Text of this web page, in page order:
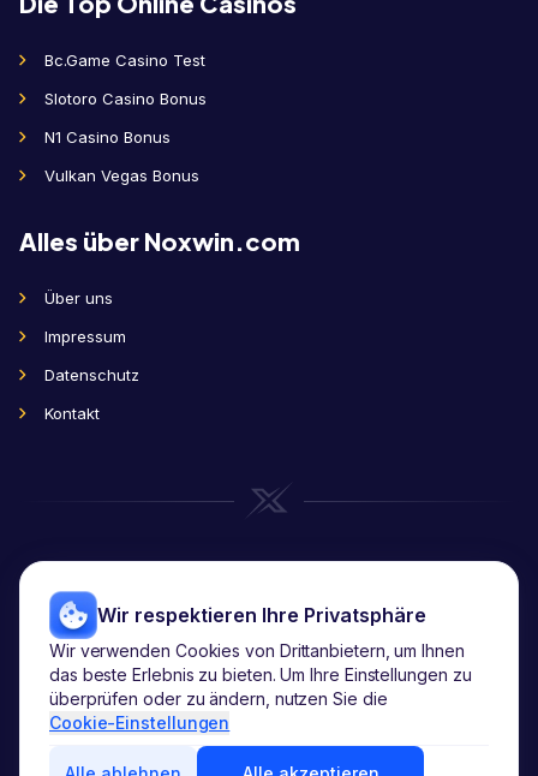
Bc.Game Casino Test
Slotoro Casino Bonus
N1 Casino Bonus
Vulkan Vegas Bonus
Alles über Noxwin.com
Über uns
Impressum
Datenschutz
Kontakt
Copyright2026© noxwin.com.
Alle Rechte vorbehalten.
Wir respektieren Ihre Privatsphäre
Wir verwenden Cookies von Drittanbietern, um Ihnen
das beste Erlebnis zu bieten. Um Ihre Einstellungen zu
überprüfen oder zu ändern, nutzen Sie die
Cookie-Einstellungen